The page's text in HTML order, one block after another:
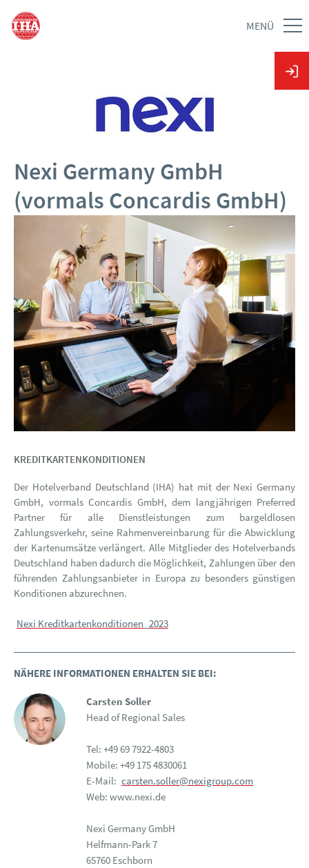
MENÜ
Nexi Germany GmbH
(vormals Concardis GmbH)
KREDITKARTENKONDITIONEN
Der Hotelverband Deutschland (IHA) hat mit der Nexi Germany
GmbH, vormals Concardis GmbH, dem langjährigen Preferred
Partner für alle Dienstleistungen zum bargeldlosen
Zahlungsverkehr, seine Rahmenvereinbarung für die Abwicklung
der Kartenumsätze verlängert. Alle Mitglieder des Hotelverbands
Deutschland haben dadurch die Möglichkeit, Zahlungen über den
führenden Zahlungsanbieter in Europa zu besonders günstigen
Konditionen abzurechnen.
Nexi Kreditkartenkonditionen_2023
NÄHERE INFORMATIONEN ERHALTEN SIE BEI:
Carsten Soller
Head of Regional Sales
Tel: +49 69 7922-4803
Mobile: +49 175 4830061
E-Mail: carsten.soller@nexigroup.com
Web: www.nexi.de
Nexi Germany GmbH
Helfmann-Park 7
65760 Eschborn